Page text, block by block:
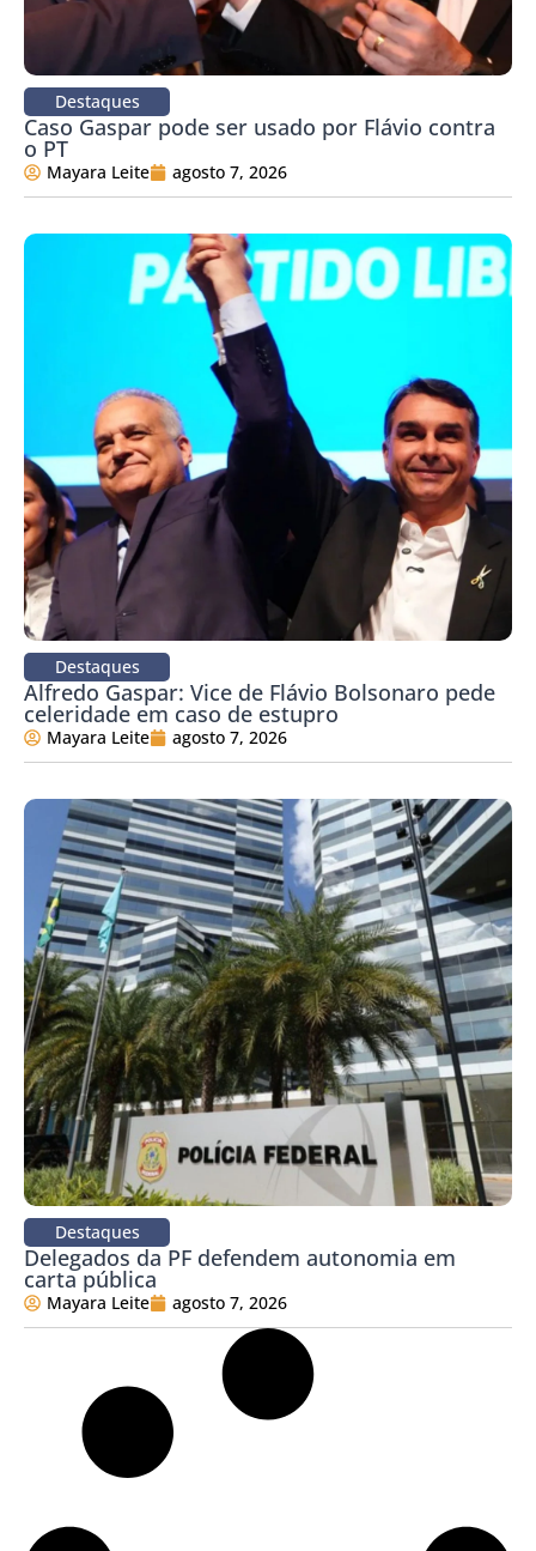
Destaques
Caso Gaspar pode ser usado por Flávio contra
o PT
Mayara Leite agosto 7, 2026
Destaques
Alfredo Gaspar: Vice de Flávio Bolsonaro pede
celeridade em caso de estupro
Mayara Leite agosto 7, 2026
Destaques
Delegados da PF defendem autonomia em
carta pública
Mayara Leite agosto 7, 2026